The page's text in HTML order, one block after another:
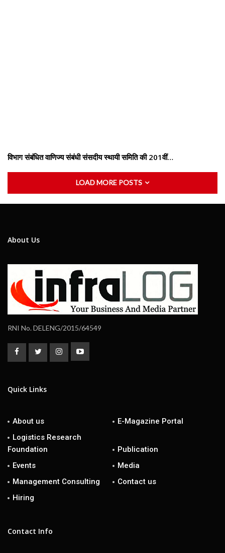
विभाग संबंधित वाणिज्य संबंधी संसदीय स्थायी समिति की 201वीं…
LOAD MORE POSTS
About Us
RNI No. DELENG/2015/64549
Quick Links
About us
E-Magazine Portal
Logistics Research
Foundation
Publication
Events
Media
Management Consulting
Contact us
Hiring
Contact Info